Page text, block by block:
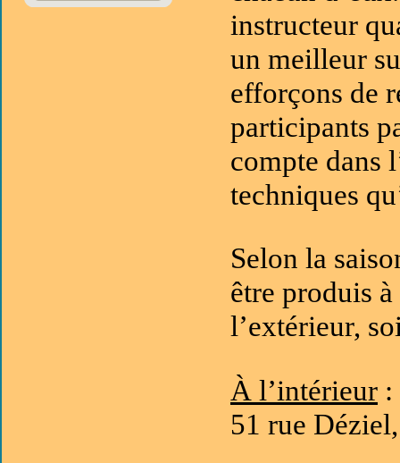
instructeur
un meilleur
efforçons de
participants
compte dans
techniques
Selon la
être produis
l’extérieur,
À l’intérieur :
51 rue